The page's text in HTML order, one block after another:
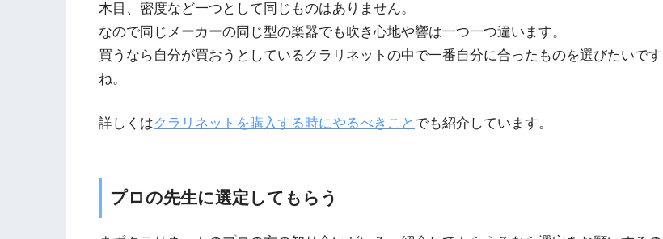
木目、密度など一つとして同じものはありません。
なので同じメーカーの同じ型の楽器でも吹き心地や響は一つ一つ違います。
買うなら自分が買おうとしているクラリネットの中で一番自分に合ったものを選びたいです
ね。
詳しくはクラリネットを購入する時にやるべきこと でも紹介しています。
プロの先生に選定してもらう